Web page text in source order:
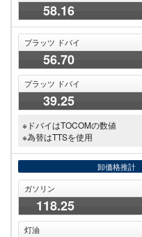
58.16
プラッツ ドバイ
56.70
プラッツ ドバイ
39.25
※ドバイはTOCOMの数値
※為替はTTSを使用
卸価格推計
ガソリン
118.25
灯油